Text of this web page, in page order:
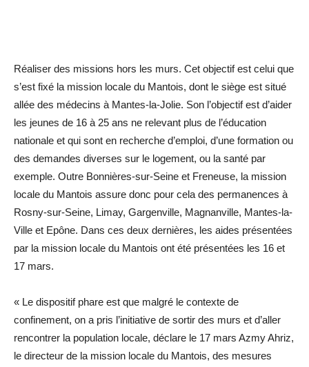
Réaliser des missions hors les murs. Cet objectif est celui que
s’est fixé la mission locale du Mantois, dont le siège est situé
allée des médecins à Mantes-la-Jolie. Son l’objectif est d’aider
les jeunes de 16 à 25 ans ne relevant plus de l’éducation
nationale et qui sont en recherche d’emploi, d’une formation ou
des demandes diverses sur le logement, ou la santé par
exemple. Outre Bonnières-sur-Seine et Freneuse, la mission
locale du Mantois assure donc pour cela des permanences à
Rosny-sur-Seine, Limay, Gargenville, Magnanville, Mantes-la-
Ville et Epône. Dans ces deux dernières, les aides présentées
par la mission locale du Mantois ont été ­présentées les 16 et
17 mars.
« Le dispositif phare est que malgré le contexte de
confinement, on a pris l’initiative de sortir des murs et d’aller
rencontrer la population locale, déclare le 17 mars Azmy Ahriz,
le directeur de la mission locale du Mantois, des mesures